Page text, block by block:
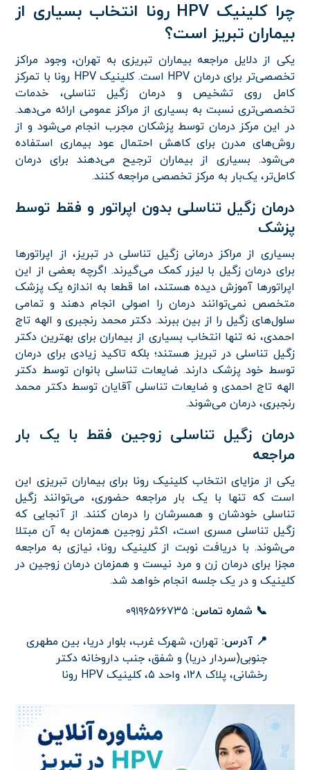
چرا کلینیک HPV رونا انتخاب بسیاری از
بیماران تبریز است؟
یکی از دلایل مراجعه بیماران تبریزی به تهران، وجود مراکز
تخصصی‌تر برای درمان HPV است. کلینیک HPV رونا با تمرکز
کامل روی تشخیص و درمان زگیل تناسلی، خدمات
تخصصی‌تری نسبت به بسیاری از مراکز عمومی ارائه می‌دهد.
در این مرکز درمان توسط پزشکان مجرب انجام می‌شود و از
روش‌های مدرن برای کاهش احتمال عود بیماری استفاده
می‌شود. بسیاری از بیماران ترجیح می‌دهند برای درمان
کامل‌تر، یک‌بار به مرکز تخصصی مراجعه کنند.
درمان زگیل تناسلی بدون اپراتور و فقط توسط
پزشک
بسیاری از مراکز درمانی زگیل تناسلی در تبریز، از اپراتورها
برای درمان زگیل با لیزر کمک می‌گیرند. اگرچه بعضی از این
اپراتورها آموزش دیده هستند، اما قطعا به اندازه یک پزشک
متخصص نمی‌توانند درمان را اصولی انجام دهند و تمامی
سلول‌های زگیل را از بین ببرند. دکتر محمد رنجبری و الهه تاج
احمدی، نه تنها انتخاب بسیاری از بیماران برای بهترین دکتر
زگیل تناسلی در تبریز هستند؛ بلکه تاکید زیادی برای درمان
توسط خود پزشک دارند. ضایعات تناسلی بانوان توسط دکتر
الهه تاج احمدی و ضایعات تناسلی آقایان توسط دکتر محمد
رنجبری، درمان می‌شوند.
درمان زگیل تناسلی زوجین فقط با یک بار
مراجعه
یکی از مزایای انتخاب کلینیک رونا برای بیماران تبریزی این
است که تنها با یک بار مراجعه حضوری، می‌توانند زگیل
تناسلی خودشان و همسرشان را درمان کنند. از آنجایی که
زگیل تناسلی مسری است، اکثر زوجین همزمان به آن مبتلا
می‌شوند. با دریافت نوبت از کلینیک رونا، نیازی به مراجعه
مجزا برای درمان زن و مرد نیست و همزمان درمان زوجین در
کلینیک و در یک جلسه انجام خواهد شد.
📞 شماره تماس: ۰۹۱۹۶۵۶۶۷۳۵
📍 آدرس:تهران، شهرک غرب، بلوار دریا، بین مطهری
جنوبی(سردار دریا) و شفق، جنب داروخانه دکتر
رخشانی، پلاک ۱۲۸، واحد ۵، کلینیک HPV رونا